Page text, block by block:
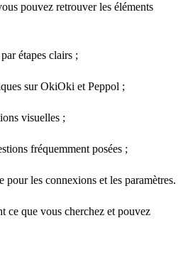
pouvez retrouver les éléments
étapes clairs ;
sur OkiOki et Peppol ;
visuelles ;
fréquemment posées ;
pour les connexions et les paramètres.
ce que vous cherchez et pouvez